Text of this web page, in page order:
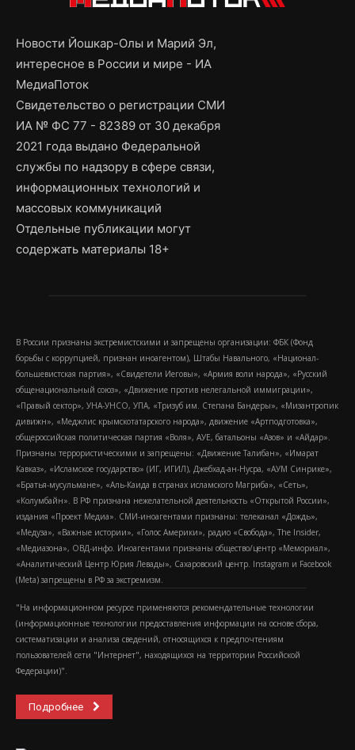
Новости Йошкар-Олы и Марий Эл,
интересное в России и мире - ИА
МедиаПоток
Свидетельство о регистрации СМИ
ИА № ФС 77 - 82389 от 30 декабря
2021 года выдано Федеральной
службы по надзору в сфере связи,
информационных технологий и
массовых коммуникаций
Отдельные публикации могут
содержать материалы 18+
В России признаны экстремистскими и запрещены организации: ФБК (Фонд
борьбы с коррупцией, признан иноагентом), Штабы Навального, «Национал-
большевистская партия», «Свидетели Иеговы», «Армия воли народа», «Русский
общенациональный союз», «Движение против нелегальной иммиграции»,
«Правый сектор», УНА-УНСО, УПА, «Тризуб им. Степана Бандеры», «Мизантропик
дивижн», «Меджлис крымскотатарского народа», движение «Артподготовка»,
общероссийская политическая партия «Воля», АУЕ, батальоны «Азов» и «Айдар».
Признаны террористическими и запрещены: «Движение Талибан», «Имарат
Кавказ», «Исламское государство» (ИГ, ИГИЛ), Джебхад-ан-Нусра, «АУМ Синрике»,
«Братья-мусульмане», «Аль-Каида в странах исламского Магриба», «Сеть»,
«Колумбайн». В РФ признана нежелательной деятельность «Открытой России»,
издания «Проект Медиа». СМИ-иноагентами признаны: телеканал «Дождь»,
«Медуза», «Важные истории», «Голос Америки», радио «Свобода», The Insider,
«Медиазона», ОВД-инфо. Иноагентами признаны общество/центр «Мемориал»,
«Аналитический Центр Юрия Левады», Сахаровский центр. Instagram и Facebook
(Metа) запрещены в РФ за экстремизм.
"На информационном ресурсе применяются рекомендательные технологии
(информационные технологии предоставления информации на основе сбора,
систематизации и анализа сведений, относящихся к предпочтениям
пользователей сети "Интернет", находящихся на территории Российской
Федерации)".
Подробнее